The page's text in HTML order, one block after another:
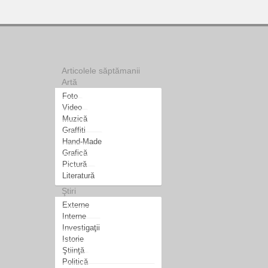
Articolele săptămanii
Artă
Foto
Video
Muzică
Graffiti
Hand-Made
Grafică
Pictură
Literatură
Ştiri
Externe
Interne
Investigaţii
Istorie
Ştiinţă
Politică